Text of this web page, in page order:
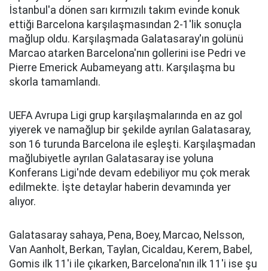
İstanbul'a dönen sarı kırmızılı takım evinde konuk
ettiği Barcelona karşılaşmasından 2-1'lik sonuçla
mağlup oldu. Karşılaşmada Galatasaray'ın golünü
Marcao atarken Barcelona'nın gollerini ise Pedri ve
Pierre Emerick Aubameyang attı. Karşılaşma bu
skorla tamamlandı.
UEFA Avrupa Ligi grup karşılaşmalarında en az gol
yiyerek ve namağlup bir şekilde ayrılan Galatasaray,
son 16 turunda Barcelona ile eşleşti. Karşılaşmadan
mağlubiyetle ayrılan Galatasaray ise yoluna
Konferans Ligi'nde devam edebiliyor mu çok merak
edilmekte. İşte detaylar haberin devamında yer
alıyor.
Galatasaray sahaya, Pena, Boey, Marcao, Nelsson,
Van Aanholt, Berkan, Taylan, Cicaldau, Kerem, Babel,
Gomis ilk 11'i ile çıkarken, Barcelona'nın ilk 11'i ise şu